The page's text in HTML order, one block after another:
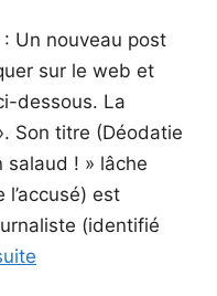
Un nouveau post
sur le web et
dessous. La
Son titre (Déodatie
salaud ! » lâche
l’accusé) est
(identifié